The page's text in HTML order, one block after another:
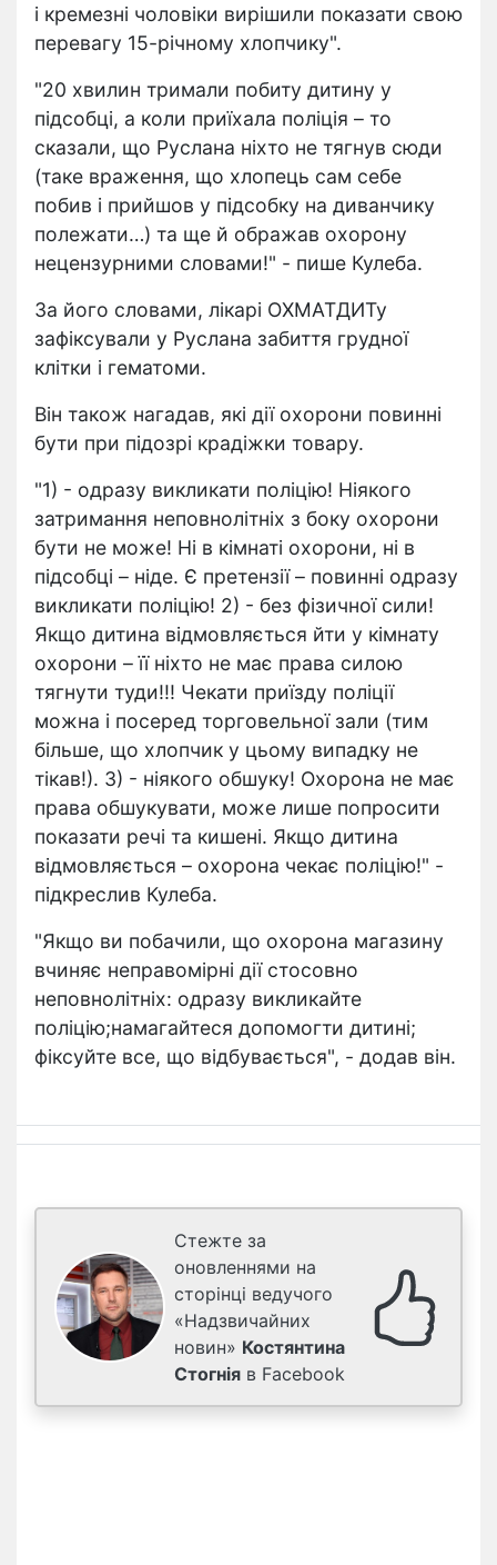
і кремезні чоловіки вирішили показати свою
перевагу 15-річному хлопчику".
"20 хвилин тримали побиту дитину у
підсобці, а коли приїхала поліція – то
сказали, що Руслана ніхто не тягнув сюди
(таке враження, що хлопець сам себе
побив і прийшов у підсобку на диванчику
полежати…) та ще й ображав охорону
нецензурними словами!" - пише Кулеба.
За його словами, лікарі ОХМАТДИТу
зафіксували у Руслана забиття грудної
клітки і гематоми.
Він також нагадав, які дії охорони повинні
бути при підозрі крадіжки товару.
"1) - одразу викликати поліцію! Ніякого
затримання неповнолітніх з боку охорони
бути не може! Ні в кімнаті охорони, ні в
підсобці – ніде. Є претензії – повинні одразу
викликати поліцію! 2) - без фізичної сили!
Якщо дитина відмовляється йти у кімнату
охорони – її ніхто не має права силою
тягнути туди!!! Чекати приїзду поліції
можна і посеред торговельної зали (тим
більше, що хлопчик у цьому випадку не
тікав!). 3) - ніякого обшуку! Охорона не має
права обшукувати, може лише попросити
показати речі та кишені. Якщо дитина
відмовляється – охорона чекає поліцію!" -
підкреслив Кулеба.
"Якщо ви побачили, що охорона магазину
вчиняє неправомірні дії стосовно
неповнолітніх: одразу викликайте
поліцію;намагайтеся допомогти дитині;
фіксуйте все, що відбувається", - додав він.
Стежте за
оновленнями на
сторінці ведучого
«Надзвичайних
новин» Костянтина
Стогнія в Facebook